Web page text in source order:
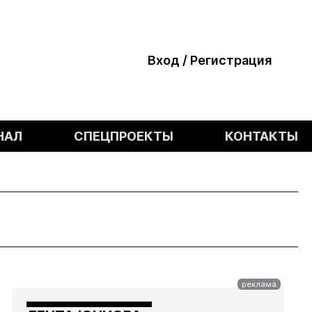
Вход / Регистрация
СПЕЦПРОЕКТЫ КОНТАКТЫ